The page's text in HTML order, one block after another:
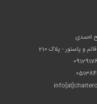
احمدی
و پاستور - پلاک 210